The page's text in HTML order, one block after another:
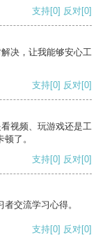
支持[0] 反对[0]
决，让我能够安心工
支持[0] 反对[0]
视频、玩游戏还是工
了。
支持[0] 反对[0]
交流学习心得。
支持[0] 反对[0]